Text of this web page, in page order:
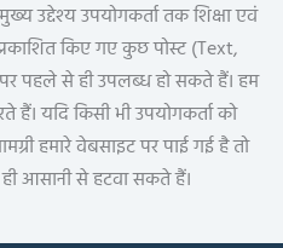
उद्देश्य उपयोगकर्ता तक शिक्षा एवं
प्रकाशित किए गए कुछ पोस्ट (Text,
पहले से ही उपलब्ध हो सकते हैं। हम
यदि किसी भी उपयोगकर्ता को
हमारे वेबसाइट पर पाई गई है तो
आसानी से हटवा सकते हैं।